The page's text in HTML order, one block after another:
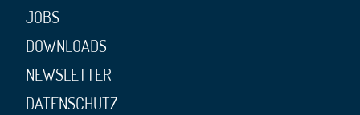
JOBS
DOWNLOADS
NEWSLETTER
DATENSCHUTZ